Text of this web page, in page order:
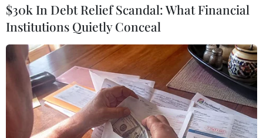
TIN LIÊN QUAN
$30k In Debt Relief Scandal: What Financial
Institutions Quietly Conceal